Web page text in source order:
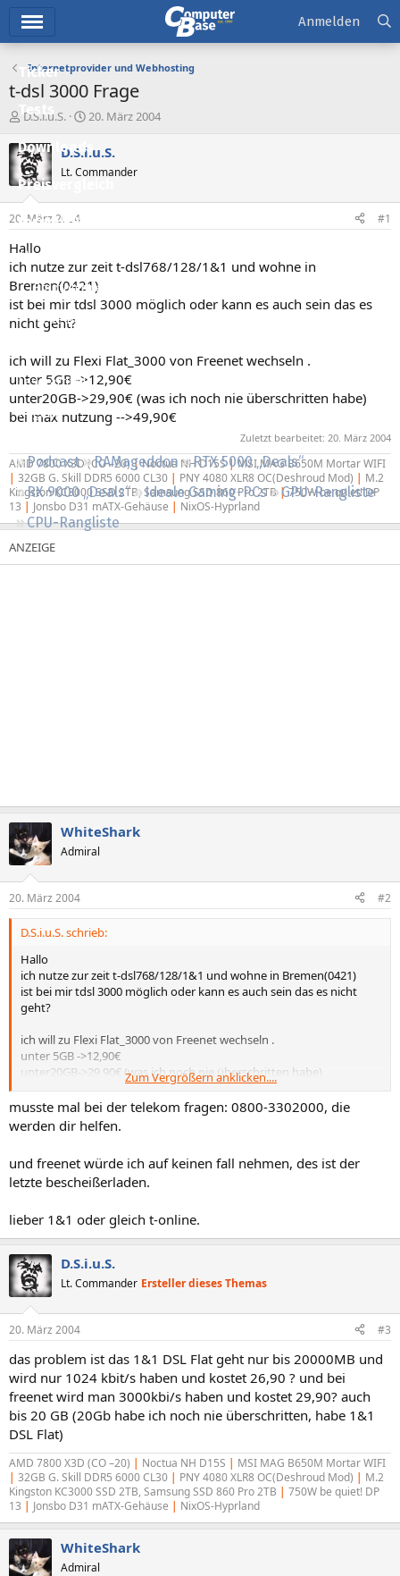
Ticker
Tests
Downloads
Preisvergleich
Forum
Aktuelles
Empfohlene Inhalte
Neue Beiträge
Leserartikel
Regeln
Podcast RAMageddon
RTX 5000 „Deals“
RX 9000 „Deals“
Ideale Gaming-PCs
GPU-Rangliste
CPU-Rangliste
Anmelden
Internetprovider und Webhosting
t-dsl 3000 Frage
E
s
t
e
e
r
D.S.i.u.S.
E
e
t
20. März 2004
D.S.i.u.S.
Lt. Commander
20. März 2004 #1
Hallo
ich nutze zur zeit t-dsl768/128/1&1 und wohne in
Bremen(0421)
ist bei mir tdsl 3000 möglich oder kann es auch sein das es
nicht geht?
ich will zu Flexi Flat_3000 von Freenet wechseln .
unter 5GB ->12,90€
unter20GB->29,90€ (was ich noch nie überschritten habe)
bei max nutzung -->49,90€
Zuletzt bearbeitet: 20. März 2004
AMD 7800 X3D (CO –20) |Noctua NH D15S|MSI MAG B650M Mortar WIFI
| 32GB G. Skill DDR5 6000 CL30 | PNY 4080 XLR8 OC(Deshroud Mod) | M.2
Kingston KC3000 SSD 2TB, Samsung SSD 860 Pro 2TB|750W be quiet! DP
13 | Jonsbo D31 mATX-Gehäuse | NixOS-Hyprland
WhiteShark
Admiral
20. März 2004 #2
D.S.i.u.S. schrieb:
Hallo
ich nutze zur zeit t-dsl768/128/1&1 und wohne in Bremen(0421)
ist bei mir tdsl 3000 möglich oder kann es auch sein das es nicht
geht?
ich will zu Flexi Flat_3000 von Freenet wechseln .
unter 5GB ->12,90€
unter20GB->29,90€ (was ich noch nie überschritten habe)
bei max nutzung -->49,90€
Zum Vergrößern anklicken....
musste mal bei der telekom fragen: 0800-3302000, die
werden dir helfen.
und freenet würde ich auf keinen fall nehmen, des ist der
letzte bescheißerladen.
lieber 1&1 oder gleich t-online.
D.S.i.u.S.
Lt. Commander Ersteller dieses Themas
20. März 2004 #3
das problem ist das 1&1 DSL Flat geht nur bis 20000MB und
wird nur 1024 kbit/s haben und kostet 26,90 ? und bei
freenet wird man 3000kbi/s haben und kostet 29,90? auch
bis 20 GB (20Gb habe ich noch nie überschritten, habe 1&1
DSL Flat)
AMD 7800 X3D (CO –20) | Noctua NH D15S | MSI MAG B650M Mortar WIFI
| 32GB G. Skill DDR5 6000 CL30 | PNY 4080 XLR8 OC(Deshroud Mod) | M.2
Kingston KC3000 SSD 2TB, Samsung SSD 860 Pro 2TB | 750W be quiet! DP
13 | Jonsbo D31 mATX-Gehäuse | NixOS-Hyprland
WhiteShark
Admiral